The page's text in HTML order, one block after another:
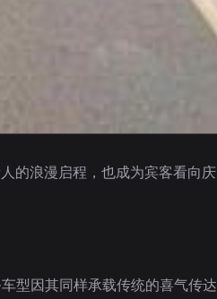
的浪漫启程，也成为宾客看向庆
型因其同样承载传统的喜气传达